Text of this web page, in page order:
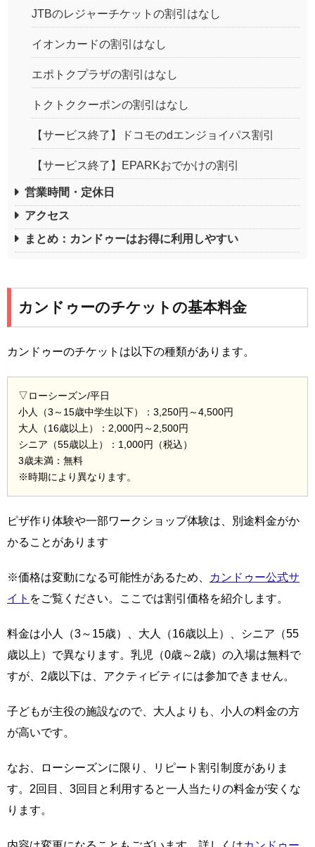
JTBのレジャーチケットの割引はなし
イオンカードの割引はなし
エポトクプラザの割引はなし
トクトククーポンの割引はなし
【サービス終了】ドコモのdエンジョイパス割引
【サービス終了】EPARKおでかけの割引
営業時間・定休日
アクセス
まとめ：カンドゥーはお得に利用しやすい
カンドゥーのチケットの基本料金
カンドゥーのチケットは以下の種類があります。
▽ローシーズン/平日
小人（3～15歳中学生以下）：3,250円～4,500円
大人（16歳以上）：2,000円～2,500円
シニア（55歳以上）：1,000円（税込）
3歳未満：無料
※時期により異なります。
ピザ作り体験や一部ワークショップ体験は、別途料金がか
かることがあります
※価格は変動になる可能性があるため、
カンドゥー公式サ
イト をご覧ください。ここでは割引価格を紹介します。
料金は小人（3～15歳）、大人（16歳以上）、シニア（55
歳以上）で異なります。乳児（0歳～2歳）の入場は無料で
すが、2歳以下は、アクティビティには参加できません。
子どもが主役の施設なので、大人よりも、小人の料金の方
が高いです。
なお、ローシーズンに限り、リピート割引制度がありま
す。2回目、3回目と利用すると一人当たりの料金が安くな
ります。